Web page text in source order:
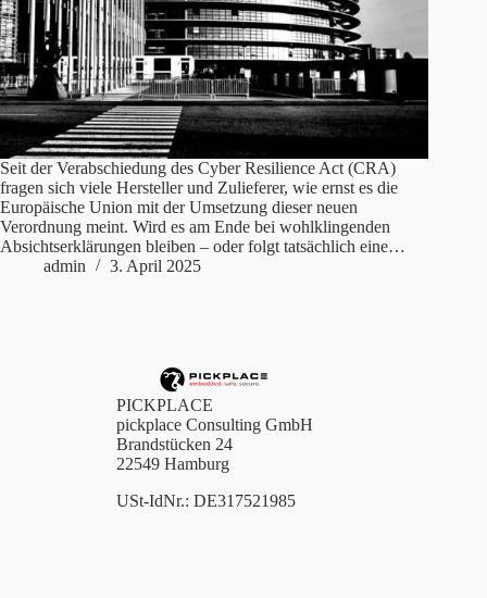
Seit der Verabschiedung des Cyber Resilience Act (CRA)
fragen sich viele Hersteller und Zulieferer, wie ernst es die
Europäische Union mit der Umsetzung dieser neuen
Verordnung meint. Wird es am Ende bei wohlklingenden
Absichtserklärungen bleiben – oder folgt tatsächlich eine…
admin
3. April 2025
PICKPLACE
pickplace Consulting GmbH
Brandstücken 24
22549 Hamburg
USt-IdNr.: DE317521985